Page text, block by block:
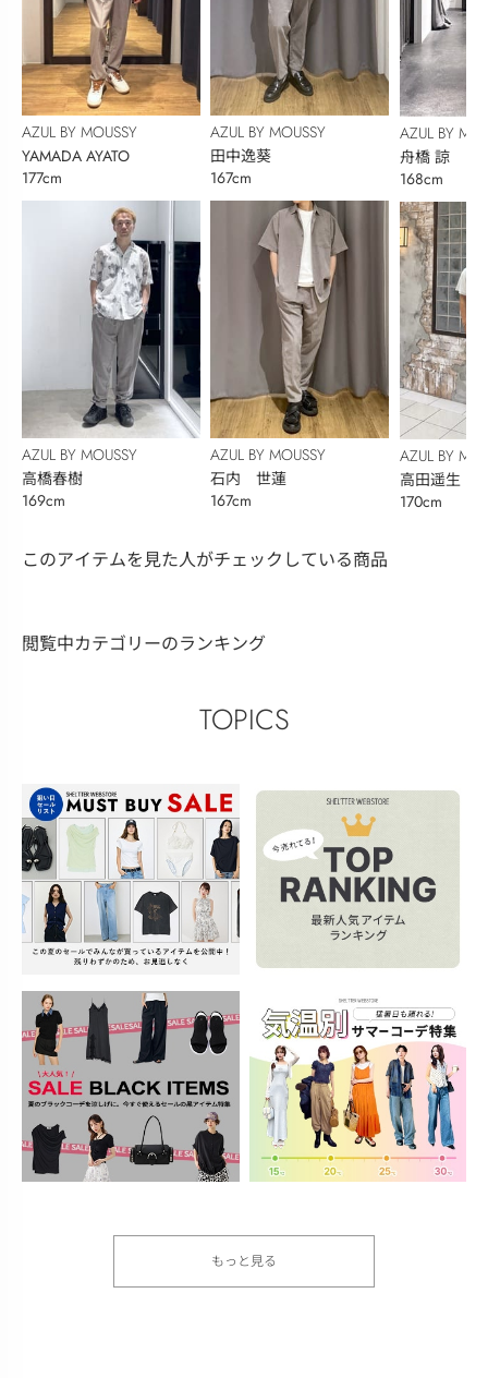
AZUL BY MOUSSY
YAMADA AYATO
177cm
AZUL BY MOUSSY
高橋春樹
169cm
AZUL BY MOUSSY
田中逸葵
167cm
AZUL BY MOUSSY
石内 世蓮
167cm
AZUL BY
舟橋 諒
168cm
AZUL BY
高田遥生
170cm
このアイテムを見た人がチェックしている商品
閲覧中カテゴリーのランキング
TOPICS
もっと見る